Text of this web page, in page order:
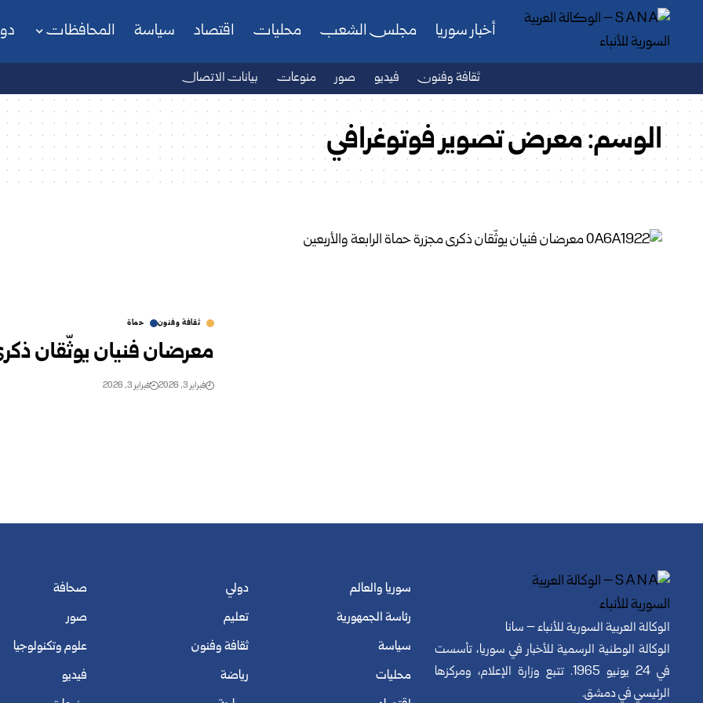
أخبار سوريا مجلس الشعب محليات اقتصاد سياسة المحافظات
ثقافة وفنون فيديو صور منوعات بيانات الاتصال
الوسم:معرض تصوير فوتوغرافي
ثقافة وفنون حماة
معرضان فنيان يوثّقان
فبراير 3, 2026 فبراير 3, 2026
الوكالة العربية السورية للأنباء – سانا
الوكالة الوطنية الرسمية للأخبار في سوريا، تأسست
في 24 يونيو 1965. تتبع وزارة الإعلام، ومركزها
الرئيسي في دمشق.
سوريا والعالم
رئاسة الجمهورية
سياسة
محليات
دولي
تعليم
ثقافة وفنون
رياضة
صحافة
صور
علوم وتكنولوجيا
فيديو